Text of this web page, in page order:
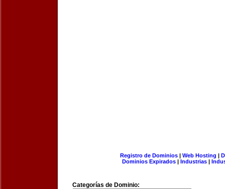
Registro de Dominios| Web Hosting |
Dominios Expirados | Industrias |
Categorías de Dominio: